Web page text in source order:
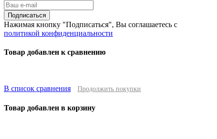
Подписаться
Нажимая кнопку "Подписаться", Вы соглашаетесь с
политикой конфиденциальности
Товар добавлен к сравнению
В список сравнения Продолжить покупки
Товар добавлен в корзину